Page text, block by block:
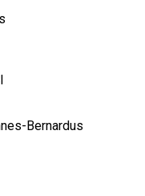
Bernardus